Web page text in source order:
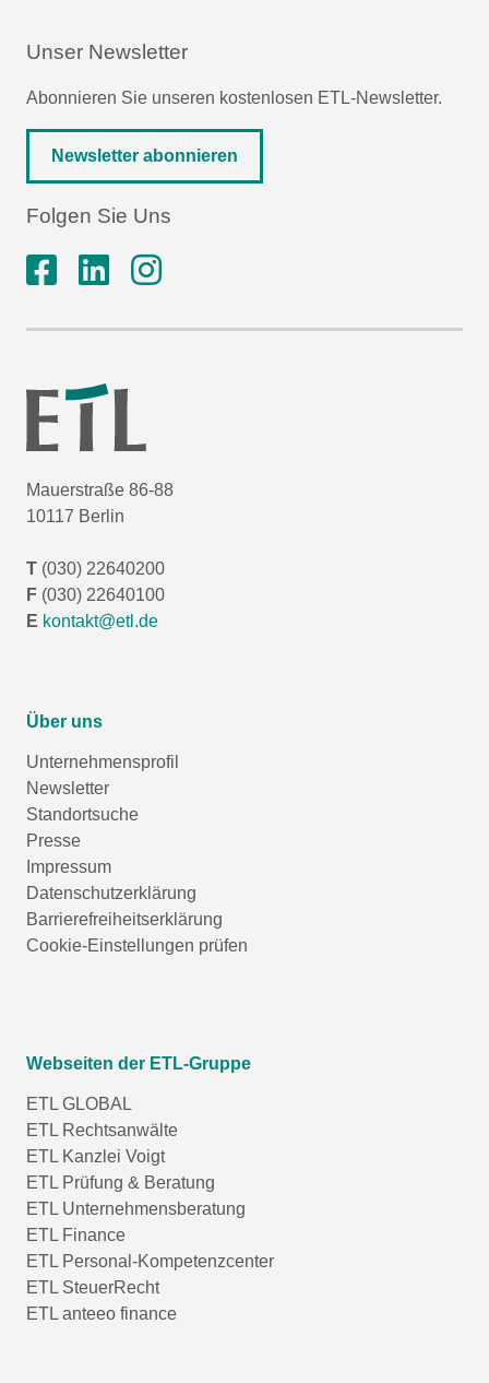
Unser Newsletter
Abonnieren Sie unseren kostenlosen ETL-Newsletter.
Newsletter abonnieren
Folgen Sie Uns
Mauerstraße 86-88
10117 Berlin
T (030) 22640200
F (030) 22640100
E kontakt@etl.de
Über uns
Unternehmensprofil
Newsletter
Standortsuche
Presse
Impressum
Datenschutzerklärung
Barrierefreiheitserklärung
Cookie-Einstellungen prüfen
Webseiten der ETL-Gruppe
ETL GLOBAL
ETL Rechtsanwälte
ETL Kanzlei Voigt
ETL Prüfung & Beratung
ETL Unternehmensberatung
ETL Finance
ETL Personal-Kompetenzcenter
ETL SteuerRecht
ETL anteeo finance